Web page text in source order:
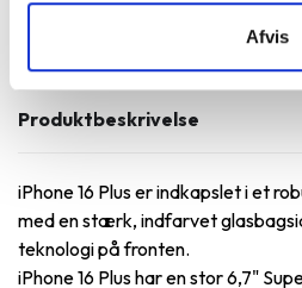
Afvis
Produktbeskrivelse
iPhone 16 Plus er indkapslet i et
med en stærk, indfarvet
teknologi på fronten.
iPhone 16 Plus har en stor 6,7"